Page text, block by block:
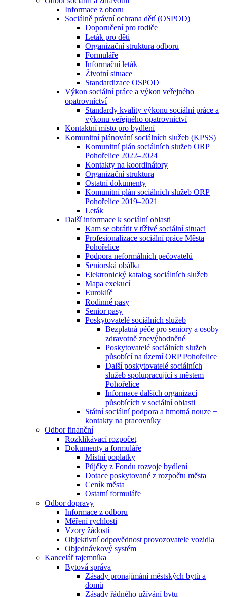
Informace z oboru
Sociálně právní ochrana dětí (OSPOD)
Doporučení pro rodiče
Leták pro děti
Organizační struktura odboru
Formuláře
Informační leták
Životní situace
Standardizace OSPOD
Výkon sociální práce a výkon veřejného
opatrovnictví
Standardy kvality výkonu sociální práce a
výkonu veřejného opatrovnictví
Kontaktní místo pro bydlení
Komunitní plánování sociálních služeb (KPSS)
Komunitní plán sociálních služeb ORP
Pohořelice 2022–2024
Kontakty na koordinátory
Organizační struktura
Ostatní dokumenty
Komunitní plán sociálních služeb ORP
Pohořelice 2019–2021
Leták
Další informace k sociální oblasti
Kam se obrátit v tíživé sociální situaci
Profesionalizace sociální práce Města
Pohořelice
Podpora neformálních pečovatelů
Seniorská obálka
Elektronický katalog sociálních služeb
Mapa exekucí
Euroklíč
Rodinné pasy
Senior pasy
Poskytovatelé sociálních služeb
Bezplatná péče pro seniory a osoby
zdravotně znevýhodněné
Poskytovatelé sociálních služeb
působící na území ORP Pohořelice
Další poskytovatelé sociálních
služeb spolupracující s městem
Pohořelice
Informace dalších organizací
působících v sociální oblasti
Státní sociální podpora a hmotná nouze +
kontakty na pracovníky
Odbor finanční
Rozklikávací rozpočet
Dokumenty a formuláře
Místní poplatky
Půjčky z Fondu rozvoje bydlení
Dotace poskytované z rozpočtu města
Ceník města
Ostatní formuláře
Odbor dopravy
Informace z odboru
Měření rychlosti
Vzory žádostí
Objektivní odpovědnost provozovatele vozidla
Objednávkový systém
Kancelář tajemníka
Bytová správa
Zásady pronajímání městských bytů a
domů
Zásady řádného užívání bytu